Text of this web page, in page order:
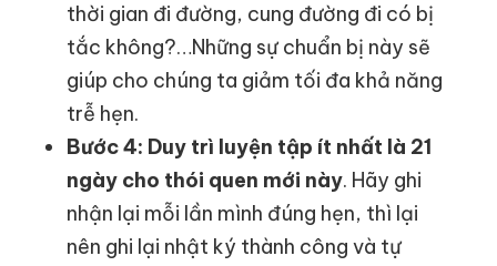
thời gian đi đường, cung đường đi có bị
tắc không?…Những sự chuẩn bị này sẽ
giúp cho chúng ta giảm tối đa khả năng
trễ hẹn.
Bước 4: Duy trì luyện tập ít nhất là 21
ngày cho thói quen mới này. Hãy ghi
nhận lại mỗi lần mình đúng hẹn, thì lại
nên ghi lại nhật ký thành công và tự